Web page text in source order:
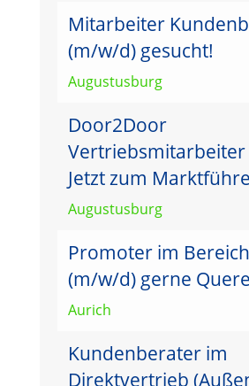
Mitarbeiter
(m/w/d) gesucht!
Augustusburg
Door2Door
Vertriebsmitarbeiter
Jetzt zum
Augustusburg
Promoter im
(m/w/d) gerne
Aurich
Kundenberater im
Direktvertrieb